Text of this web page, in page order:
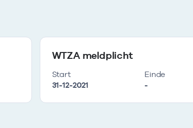
WTZA meldplicht
Start
31-12-2021
Einde
-